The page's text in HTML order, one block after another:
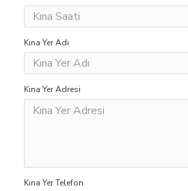
Kına Yer Adı
Kına Yer Adresi
Kına Yer Telefon